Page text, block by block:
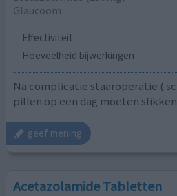
Glaucoom
Effectiviteit
Hoeveelheid bijwerkingen
Na complicatie staaroperatie (
pillen op een dag moeten
geef mening
Acetazolamide Tabletten